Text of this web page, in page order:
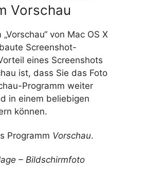
Vorschau
von Mac OS X
Screenshot-
eines Screenshots
ist, dass Sie das Foto
Programm weiter
in einem beliebigen
können.
Programm Vorschau.
– Bildschirmfoto